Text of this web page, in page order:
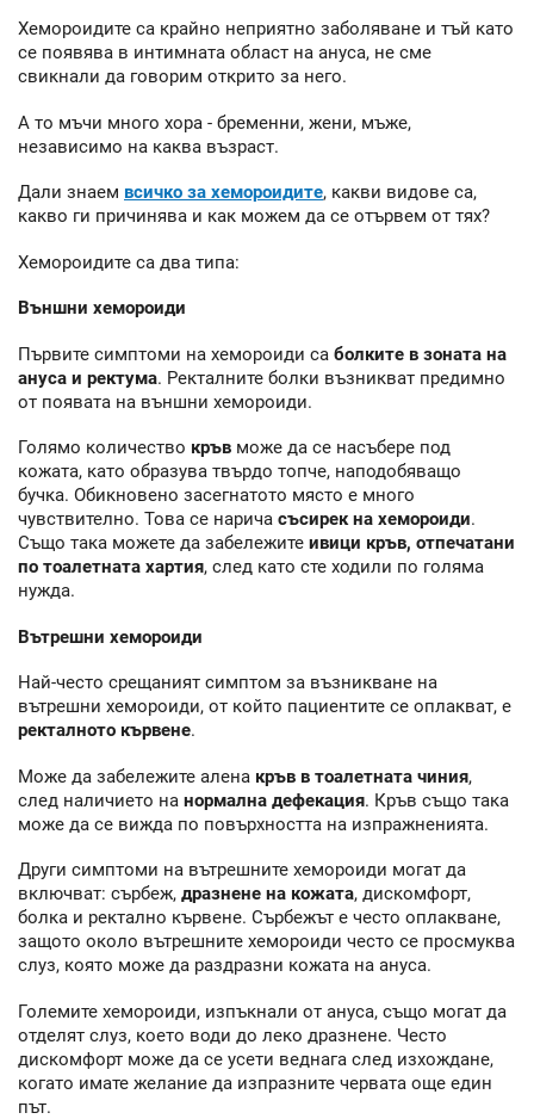
Хемороидите са крайно неприятно заболяване и тъй като
се появява в интимната област на ануса, не сме
свикнали да говорим открито за него.
А то мъчи много хора - бременни, жени, мъже,
независимо на каква възраст.
Дали знаем всичко за хемороидите, какви видове са,
какво ги причинява и как можем да се отървем от тях?
Хемороидите са два типа:
Външни хемороиди
Първите симптоми на хемороиди са болките в зоната на
ануса и ректума. Ректалните болки възникват предимно
от появата на външни хемороиди.
Голямо количество кръв може да се насъбере под
кожата, като образува твърдо топче, наподобяващо
бучка. Обикновено засегнатото място е много
чувствително. Това се нарича съсирек на хемороиди.
Също така можете да забележите ивици кръв, отпечатани
по тоалетната хартия, след като сте ходили по голяма
нужда.
Вътрешни хемороиди
Най-често срещаният симптом за възникване на
вътрешни хемороиди, от който пациентите се оплакват, е
ректалното кървене.
Може да забележите алена кръв в тоалетната чиния,
след наличието на нормална дефекация. Кръв също така
може да се вижда по повърхността на изпражненията.
Други симптоми на вътрешните хемороиди могат да
включват: сърбеж, дразнене на кожата, дискомфорт,
болка и ректално кървене. Сърбежът е често оплакване,
защото около вътрешните хемороиди често се просмуква
слуз, която може да раздразни кожата на ануса.
Големите хемороиди, изпъкнали от ануса, също могат да
отделят слуз, което води до леко дразнене. Често
дискомфорт може да се усети веднага след изхождане,
когато имате желание да изпразните червата още един
път.